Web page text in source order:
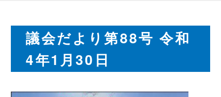
議会だより第88号 令和
4年1月30日